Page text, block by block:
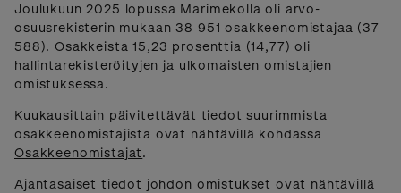
Joulukuun 2025 lopussa Marimekolla oli arvo-
osuusrekisterin mukaan 38 951 osakkeenomistajaa (37
588). Osakkeista 15,23 prosenttia (14,77) oli
hallintarekisteröityjen ja ulkomaisten omistajien
omistuksessa.
Kuukausittain päivitettävät tiedot suurimmista
osakkeenomistajista ovat nähtävillä kohdassa
Osakkeenomistajat.
Ajantasaiset tiedot johdon omistukset ovat nähtävillä